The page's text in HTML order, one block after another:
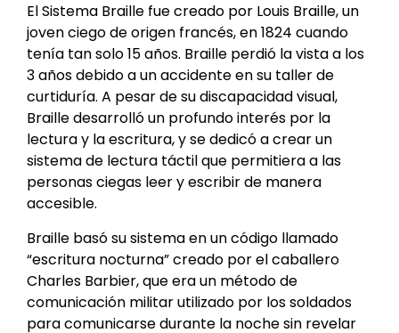
El Sistema Braille fue creado por Louis Braille, un
joven ciego de origen francés, en 1824 cuando
tenía tan solo 15 años. Braille perdió la vista a los
3 años debido a un accidente en su taller de
curtiduría. A pesar de su discapacidad visual,
Braille desarrolló un profundo interés por la
lectura y la escritura, y se dedicó a crear un
sistema de lectura táctil que permitiera a las
personas ciegas leer y escribir de manera
accesible.
Braille basó su sistema en un código llamado
“escritura nocturna” creado por el caballero
Charles Barbier, que era un método de
comunicación militar utilizado por los soldados
para comunicarse durante la noche sin revelar